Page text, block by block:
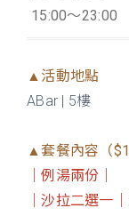
15:00～23:00
▲活動地點
ABar | 5樓
▲套餐內容（
｜例湯兩份｜
｜沙拉二選一｜